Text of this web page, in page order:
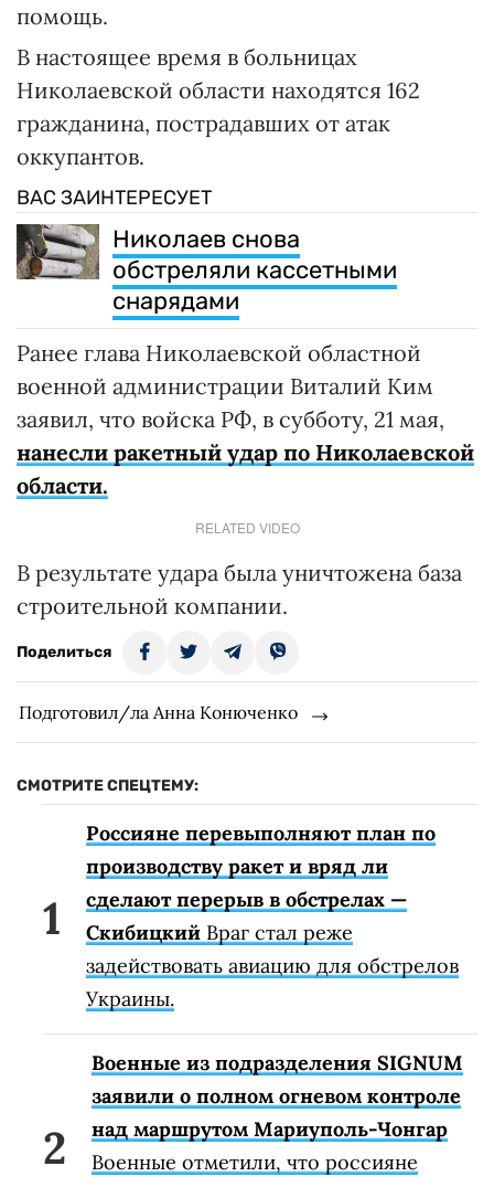
помощь.
В настоящее время в больницах
Николаевской области находятся 162
гражданина, пострадавших от атак
оккупантов.
ВАС ЗАИНТЕРЕСУЕТ
Николаев снова
обстреляли кассетными
снарядами
Ранее глава Николаевской областной
военной администрации Виталий Ким
заявил, что войска РФ, в субботу, 21 мая,
нанесли ракетный удар по Николаевской
области.
RELATED VIDEO
В результате удара была уничтожена база
строительной компании.
Поделиться
Подготовил/ла Анна Конюченко
СМОТРИТЕ СПЕЦТЕМУ:
Россияне перевыполняют план по
производству ракет и вряд ли
сделают перерыв в обстрелах —
Скибицкий Враг стал реже
задействовать авиацию для обстрелов
Украины.
Военные из подразделения SIGNUM
заявили о полном огневом контроле
над маршрутом Мариуполь-Чонгар
Военные отметили, что россияне